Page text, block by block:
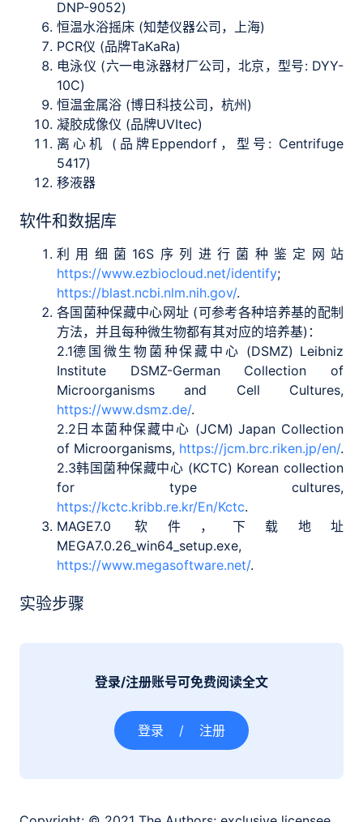
DNP-9052)
恒温水浴摇床 (知楚仪器公司，上海)
PCR仪 (品牌TaKaRa)
电泳仪 (六一电泳器材厂公司，北京，型号: DYY-
10C)
恒温金属浴 (博日科技公司，杭州)
凝胶成像仪 (品牌UVItec)
离心机 (品牌Eppendorf，型号: Centrifuge
5417)
移液器
软件和数据库
利用细菌16S序列进行菌种鉴定网站
https://www.ezbiocloud.net/identify;
https://blast.ncbi.nlm.nih.gov/.
各国菌种保藏中心网址 (可参考各种培养基的配制
方法，并且每种微生物都有其对应的培养基)：
2.1德国微生物菌种保藏中心 (DSMZ) Leibniz
Institute DSMZ-German Collection of
Microorganisms and Cell Cultures,
https://www.dsmz.de/.
2.2 日本菌种保藏中心 (JCM) Japan Collection
of Microorganisms, https://jcm.brc.riken.jp/en/.
2.3韩国菌种保藏中心 (KCTC) Korean collection
for type cultures,
https://kctc.kribb.re.kr/En/Kctc.
MAGE7.0 软件，下载地址
MEGA7.0.26_win64_setup.exe,
https://www.megasoftware.net/.
实验步骤
登录/注册账号可免费阅读全文
登录 / 注册